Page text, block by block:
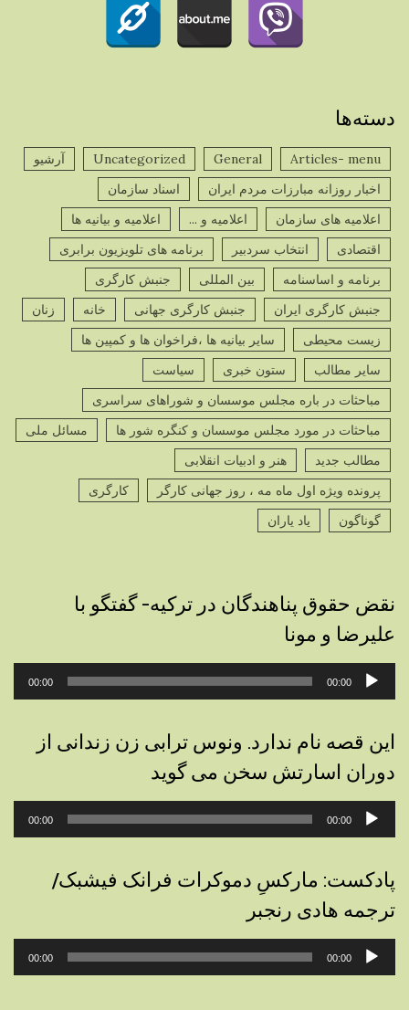
دسته‌ها
Articles- menu
General
Uncategorized
آرشیو
اخبار روزانه مبارزات مردم ایران
اسناد سازمان
اعلامیه های سازمان
اعلامیه و ...
اعلامیه و بیانیه ها
اقتصادی
انتخاب سردبیر
برنامه های تلویزیون برابری
برنامه و اساسنامه
بین المللی
جنبش کارگری
جنبش کارگری ایران
جنبش کارگری جهانی خانه
زنان
زیست محیطی
سایر بیانیه ها ،فراخوان ها و کمپین ها
سایر مطالب
ستون خبری
سیاست
مباحثات در باره مجلس موسسان و شوراهای سراسری
مباحثات در مورد مجلس موسسان و کنگره شور ها
مسائل ملی
مطالب جدید
هنر و ادبیات انقلابی
پرونده ویژه اول ماه مه ، روز جهانی کارگر
کارگری
گوناگون
یاد یاران
نقض حقوق پناهندگان در ترکیه- گفتگو با
علیرضا و مونا
پخش‌کننده
صوت
00:00
00:00
این قصه نام ندارد. ونوس ترابی زن زندانی از
دوران اسارتش سخن می گوید
پخش‌کننده
صوت
00:00
00:00
پادکست: مارکسِ دموکرات فرانک فیشبک/
ترجمه هادی رنجبر
پخش‌کننده
صوت
00:00
00:00